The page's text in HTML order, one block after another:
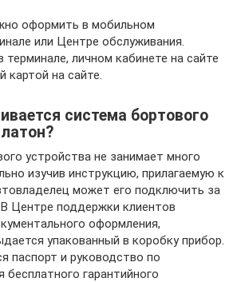
оформить в мобильном
или Центре обслуживания.
личном кабинете на сайте
картой на сайте.
система бортового
устройства не занимает много
изучив инструкцию, прилагаемую к
может его подключить за
Центре поддержки клиентов
оформления,
упакованный в коробку прибор.
паспорт и руководство по
бесплатного гарантийного